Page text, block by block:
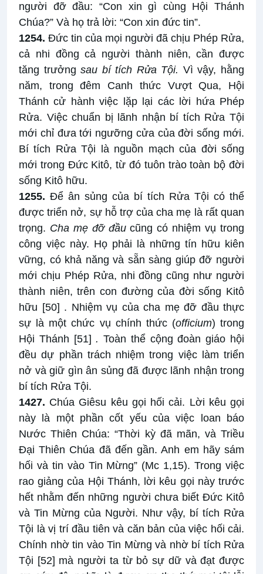
người đỡ đầu: “Con xin gì cùng Hội Thánh
Chúa?” Và họ trả lời: “Con xin đức tin”.
1254. Đức tin của mọi người đã chịu Phép Rửa,
cả nhi đồng cả người thành niên, cần được
tăng trưởngsau bí tích Rửa Tội. Vì vậy, hằng
năm, trong đêm Canh thức Vượt Qua, Hội
Thánh cử hành việc lặp lại các lời hứa Phép
Rửa. Việc chuẩn bị lãnh nhận bí tích Rửa Tội
mới chỉ đưa tới ngưỡng cửa của đời sống mới.
Bí tích Rửa Tội là nguồn mạch của đời sống
mới trong Đức Kitô, từ đó tuôn trào toàn bộ đời
sống Kitô hữu.
1255. Để ân sủng của bí tích Rửa Tội có thể
được triển nở, sự hỗ trợ của cha mẹ là rất quan
trọng. Cha mẹ đỡ đầucũng có nhiệm vụ trong
công việc này. Họ phải là những tín hữu kiên
vững, có khả năng và sẵn sàng giúp đỡ người
mới chịu Phép Rửa, nhi đồng cũng như người
thành niên, trên con đường của đời sống Kitô
hữu [50] . Nhiệm vụ của cha mẹ đỡ đầu thực
sự là một chức vụ chính thức (officium) trong
Hội Thánh [51]. Toàn thể cộng đoàn giáo hội
đều dự phần trách nhiệm trong việc làm triển
nở và giữ gìn ân sủng đã được lãnh nhận trong
bí tích Rửa Tội.
1427. Chúa Giêsu kêu gọi hối cải. Lời kêu gọi
này là một phần cốt yếu của việc loan báo
Nước Thiên Chúa: “Thời kỳ đã mãn, và Triều
Đại Thiên Chúa đã đến gần. Anh em hãy sám
hối và tin vào Tin Mừng” (Mc 1,15). Trong việc
rao giảng của Hội Thánh, lời kêu gọi này trước
hết nhằm đến những người chưa biết Đức Kitô
và Tin Mừng của Người. Như vậy, bí tích Rửa
Tội là vị trí đầu tiên và căn bản của việc hối cải.
Chính nhờ tin vào Tin Mừng và nhờ bí tích Rửa
Tội [52] mà người ta từ bỏ sự dữ và đạt được